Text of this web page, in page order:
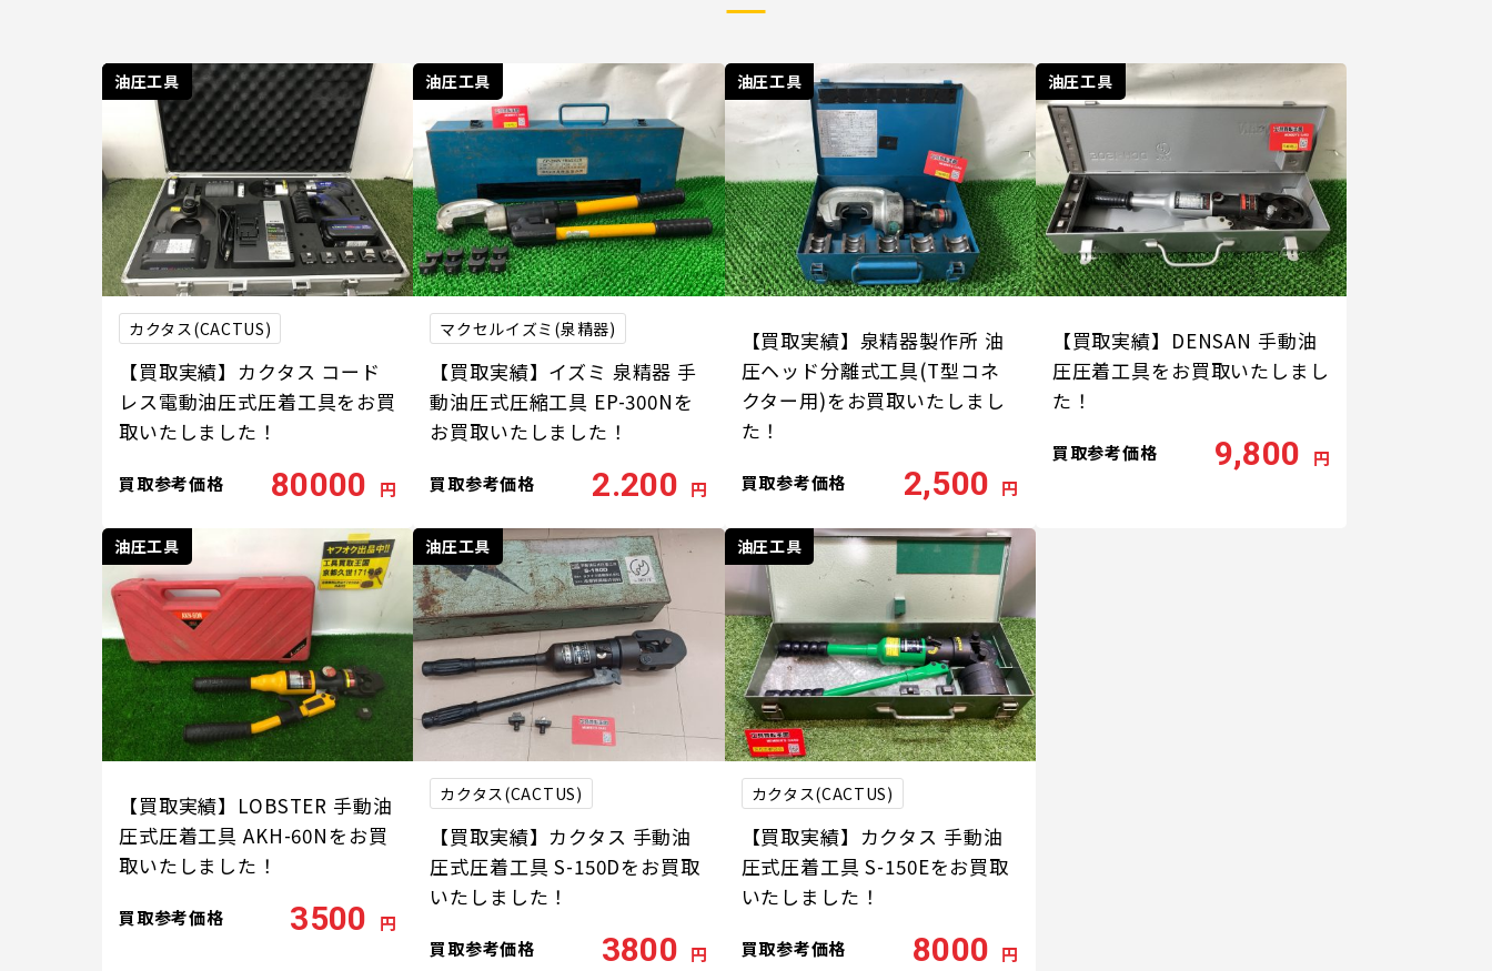
電動工具
油圧工具
カクタス(CACTUS)
【買取実績】カクタス コード
レス電動油圧式圧着工具をお買
取いたしました！
買取参考価格 80000 円
油圧工具
マクセルイズミ(泉精器)
【買取実績】イズミ 泉精器 手
動油圧式圧縮工具 EP-300Nを
お買取いたしました！
買取参考価格 2.200 円
油圧工具
【買取実績】泉精器製作所 油
圧ヘッド分離式工具(T型コネ
クター用)をお買取いたしまし
た！
買取参考価格 2,500 円
油圧工具
【買取実績】DENSAN 手動油
圧圧着工具をお買取いたしまし
た！
買取参考価格 9,800 円
油圧工具
【買取実績】LOBSTER 手動油
圧式圧着工具 AKH-60Nをお買
取いたしました！
買取参考価格 3500 円
油圧工具
カクタス(CACTUS)
【買取実績】カクタス 手動油
圧式圧着工具 S-150Dをお買取
いたしました！
買取参考価格 3800 円
油圧工具
カクタス(CACTUS)
【買取実績】カクタス 手動油
圧式圧着工具 S-150Eをお買取
いたしました！
買取参考価格 8000 円